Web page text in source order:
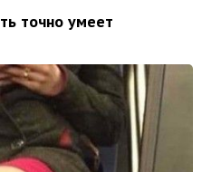
точно умеет